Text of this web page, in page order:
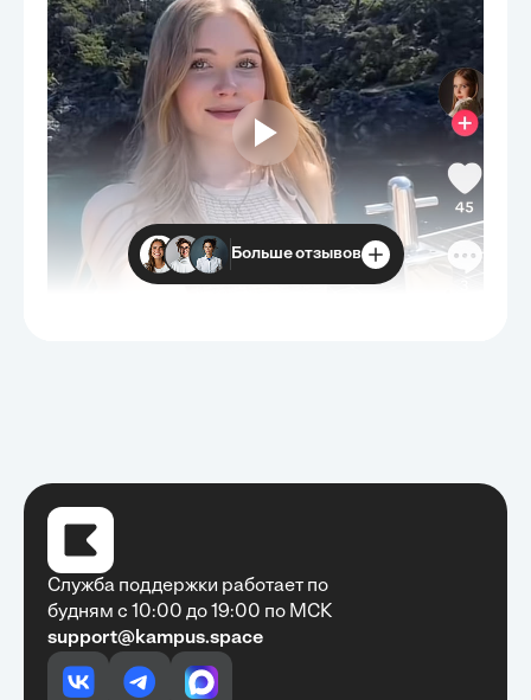
Очень быстро, недорого, качественно,
доступно
Алексей Антонов•27 мая, 2025
Больше отзывов
Служба поддержки работает по
будням с 10:00 до 19:00 по МСК
support@kampus.space